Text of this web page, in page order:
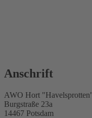
Anschrift
AWO Hort
Burgstraße 23a
14467 Potsdam